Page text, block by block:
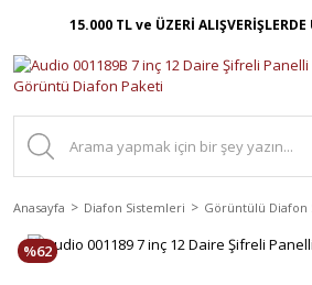
15.000 TL ve ÜZERİ ALIŞVERİŞLERDE
Anasayfa Diafon Sistemleri Görüntülü Diafon
%62